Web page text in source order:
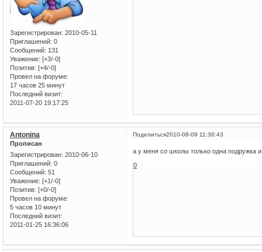
Зарегистрирован: 2010-05-11
Приглашений: 0
Сообщений: 131
Уважение: [+3/-0]
Позитив: [+4/-0]
Провел на форуме:
17 часов 25 минут
Последний визит:
2011-07-20 19:17:25
Поделиться2010-08-09 11:36:43
Antonina
Прописан
Зарегистрирован: 2010-06-10
Приглашений: 0
Сообщений: 51
Уважение: [+1/-0]
Позитив: [+0/-0]
Провел на форуме:
5 часов 10 минут
Последний визит:
2011-01-25 16:36:06
а у меня со школы только одна подружка
0